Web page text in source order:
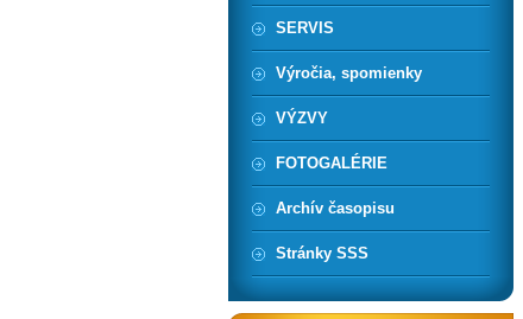
SERVIS
Výročia, spomienky
VÝZVY
FOTOGALÉRIE
Archív časopisu
Stránky SSS